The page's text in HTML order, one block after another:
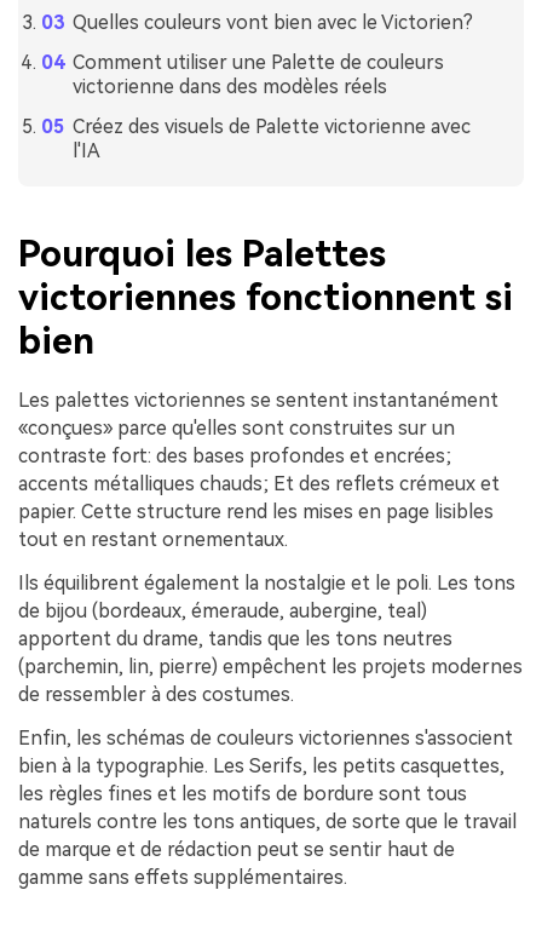
Quelles couleurs vont bien avec le Victorien?
Comment utiliser une Palette de couleurs
victorienne dans des modèles réels
Créez des visuels de Palette victorienne avec
l'IA
Pourquoi les Palettes
victoriennes fonctionnent si
bien
Les palettes victoriennes se sentent instantanément
«conçues» parce qu'elles sont construites sur un
contraste fort: des bases profondes et encrées;
accents métalliques chauds; Et des reflets crémeux et
papier. Cette structure rend les mises en page lisibles
tout en restant ornementaux.
Ils équilibrent également la nostalgie et le poli. Les tons
de bijou (bordeaux, émeraude, aubergine, teal)
apportent du drame, tandis que les tons neutres
(parchemin, lin, pierre) empêchent les projets modernes
de ressembler à des costumes.
Enfin, les schémas de couleurs victoriennes s'associent
bien à la typographie. Les Serifs, les petits casquettes,
les règles fines et les motifs de bordure sont tous
naturels contre les tons antiques, de sorte que le travail
de marque et de rédaction peut se sentir haut de
gamme sans effets supplémentaires.